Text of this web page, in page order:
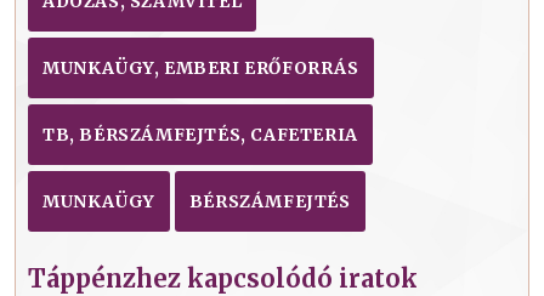
MUNKAÜGY, EMBERI ERŐFORRÁS
TB, BÉRSZÁMFEJTÉS, CAFETERIA
MUNKAÜGY BÉRSZÁMFEJTÉS
Táppénzhez kapcsolódó iratok